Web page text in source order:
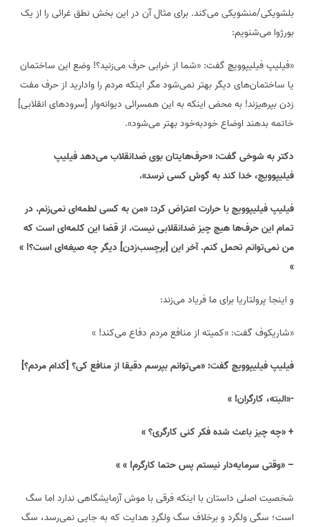
بلشویکی/منشویکی می‌کند. برای مثال آن در این بخش نطق غرائی را از یک
بورژوا می‌شنویم:
«فیلیپ فیلیپوویچ گفت: «شما از خرابی حرف می‌زنید؟! وضع این ساختمان
یا ساختمان‌های دیگر بهتر نمی‌شود مگر اینکه مردم را وادارید از حرف مفت
زدن بپرهیزند! به محض اینکه به این همسرائی دیوانه‌وار [سرودهای انقلابی]
خاتمه بدهند اوضاع خودبه‌خود بهتر می‌شود».
دکتر به شوخی گفت: «حرف‌هایتان بوی ضدانقلاب می‌دهد فیلیپ
فیلیپوویچ، خدا کند به گوش کسی نرسد».
فیلیپ فیلیپوویچ با حرارت اعتراض کرد: «من به کسی لطمه‌ای نمی‌زنم. در
تمام این حرف‌ها هیچ چیز ضدانقلابی نیست. از قضا این کلمه‌ای است که
من نمی‌توانم تحمل کنم. آخر این [برچسب‌زدن] دیگر چه صیغه‌ای است؟! »
»
و اینجا پرولتاریا برای ما فریاد می‌زند:
«شاریکوف گفت: «کمیته از منافع مردم دفاع می‌کند! »
فیلیپ فیلیپوویچ گفت: «می‌توانم بپرسم دقیقا از منافع کی؟ [کدام مردم؟]
-«البته، کارگران! »
+ «چه چیز باعث شده فکر کنی کارگری؟ »
– «وقتی سرمایه‌دار نیستم پس حتما کارگرم! » »
شخصیت اصلی داستان با اینکه فرقی با موش آزمایشگاهی ندارد اما سگ
است؛ سگی ولگرد و برخلاف سگ ولگردِ هدایت که به جایی نمی‌رسد، سگ